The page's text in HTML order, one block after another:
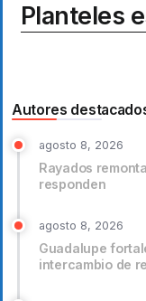
Planteles
Autores
agosto 8, 2026
Rayados
responden
agosto 8, 2026
Guadalupe
intercambio de